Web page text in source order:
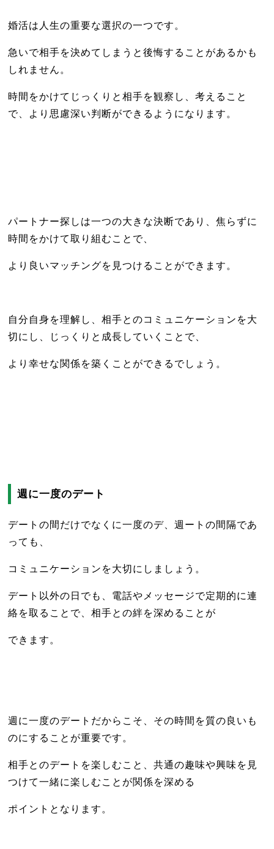
婚活は人生の重要な選択の一つです。
急いで相手を決めてしまうと後悔することがあるかも
しれません。
時間をかけてじっくりと相手を観察し、考えること
で、より思慮深い判断ができるようになります。
パートナー探しは一つの大きな決断であり、焦らずに
時間をかけて取り組むことで、
より良いマッチングを見つけることができます。
自分自身を理解し、相手とのコミュニケーションを大
切にし、じっくりと成長していくことで、
より幸せな関係を築くことができるでしょう。
週に一度のデート
デートの間だけでなくに一度のデ、週ートの間隔であ
っても、
コミュニケーションを大切にしましょう。
デート以外の日でも、電話やメッセージで定期的に連
絡を取ることで、相手との絆を深めることが
できます。
週に一度のデートだからこそ、その時間を質の良いも
のにすることが重要です。
相手とのデートを楽しむこと、共通の趣味や興味を見
つけて一緒に楽しむことが関係を深める
ポイントとなります。